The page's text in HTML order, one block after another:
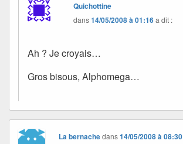
Quichottine
dans14/05/2008 à 01:16a dit :
Ah ? Je croyais…
Gros bisous, Alphomega…
La bernachedans14/05/2008 à 08:30